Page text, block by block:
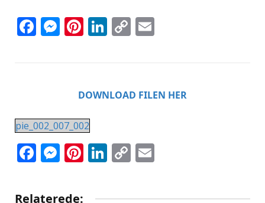
Facebook
Messenger
Pinterest
LinkedIn
Copy
DOWNLOAD FILEN HER
pie_002_007_002
Facebook
Messenger
Pinterest
LinkedIn
Copy
Relaterede: